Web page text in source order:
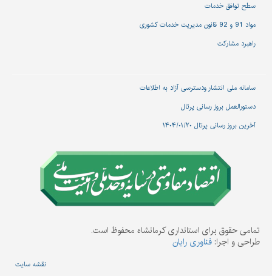
سطح توافق خدمات
مواد 91 و 92 قانون مدیریت خدمات کشوری
راهبرد مشارکت
سامانه ملی انتشار و‌دسترسی آزاد به اطلاعات
دستورالعمل بروز رسانی پرتال
آخرین بروز رسانی پرتال ۱۴۰۴/۰۱/۲۰
تمامی حقوق برای استانداری کرمانشاه محفوظ است.
طراحی و اجرا: فناوری رایان
نقشه سایت